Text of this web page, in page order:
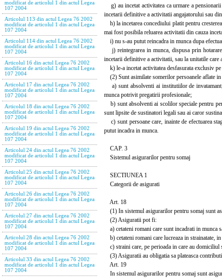
modificat de articolul 1 din actul Legea
107 2004
Articolul 113 din actul Legea 76 2002
modificat de articolul 1 din actul Legea
107 2004
Articolul 114 din actul Legea 76 2002
modificat de articolul 1 din actul Legea
107 2004
Articolul 16 din actul Legea 76 2002
modificat de articolul 1 din actul Legea
107 2004
Articolul 17 din actul Legea 76 2002
modificat de articolul 1 din actul Legea
107 2004
Articolul 18 din actul Legea 76 2002
modificat de articolul 1 din actul Legea
107 2004
Articolul 19 din actul Legea 76 2002
modificat de articolul 1 din actul Legea
107 2004
Articolul 24 din actul Legea 76 2002
modificat de articolul 1 din actul Legea
107 2004
Articolul 25 din actul Legea 76 2002
modificat de articolul 1 din actul Legea
107 2004
Articolul 26 din actul Legea 76 2002
modificat de articolul 1 din actul Legea
107 2004
Articolul 27 din actul Legea 76 2002
modificat de articolul 1 din actul Legea
107 2004
Articolul 28 din actul Legea 76 2002
modificat de articolul 1 din actul Legea
107 2004
Articolul 33 din actul Legea 76 2002
modificat de articolul 1 din actul Legea
107 2004
g) au incetat activitatea ca urmare a
incetarii definitive a activitatii angajatorului sau
h) la incetarea concediului platit pentru
mai fost posibila reluarea activitatii din cauza
i) nu s-au putut reincadra in munca dupa
j) reintegrarea in munca, dispusa prin
incetarii definitive a activitatii, sau la unitatile care
k) le-a incetat activitatea desfasurata exclusiv
(2) Sunt asimilate somerilor persoanele aflate
a) sunt absolventi ai institutiilor de
munca potrivit pregatirii profesionale;
b) sunt absolventi ai scolilor speciale pentru
sunt lipsite de sustinatori legali sau ai caror
c) sunt persoane care, inainte de efectuarea
putut incadra in munca.
CAP. 3
Sistemul asigurarilor pentru somaj
SECTIUNEA 1
Categorii de asigurati
Art. 18
(1) In sistemul asigurarilor pentru somaj sunt
(2) Asiguratii pot fi:
a) cetateni romani care sunt incadrati in munca
b) cetateni romani care lucreaza in strainatate,
c) straini care, pe perioada in care au domiciliul
(3) Asiguratii au obligatia sa plateasca
Art. 19
In sistemul asigurarilor pentru somaj sunt